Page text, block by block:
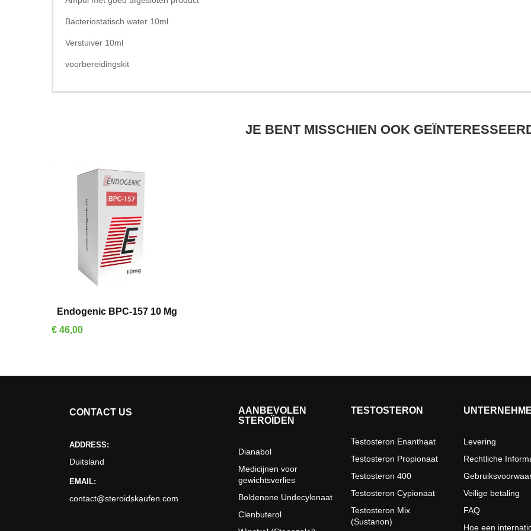
Bacteriostatisch water 10ml
Verstuiver 10ml
voorbereidingskit
JE BENT MISSCHIEN OOK
IN WINKELMAND
Endogenic BPC-157 10 Mg
Prijs
€ 46,00
CONTACT US
ADDRESS:
Duitsland
EMAIL:
contact@steroidskaufen.com
AANBEVOLEN
STEROÏDEN
Dianabol
Medicijnen voor
gewichtsverlies
Boldenone Undecylenaat
Clenbuterol
TESTOSTERON
Testosteron Enanthaat
Testosteron Propionaat
Testosteron 400
Testosteron Cypionaat
Testosteron Mix
(Sustanon)
Levering
Rechtliche
Veilige betaling
FAQ
Hoe een